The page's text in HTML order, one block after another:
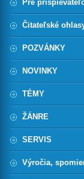
Pre
Čitateľské
POZVÁNKY
NOVINKY
TÉMY
ŽÁNRE
SERVIS
Výročia,